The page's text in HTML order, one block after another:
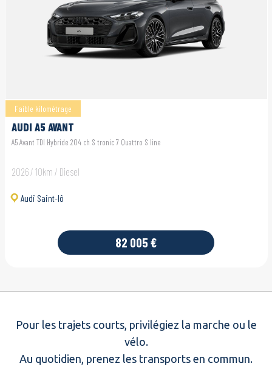
Faible kilométrage
AUDI A5 AVANT
A5 Avant TDI Hybride 204 ch S tronic 7 Quattro S line
2026 / 10km / Diesel
Audi Saint-lô
82 005 €
Pour les trajets courts, privilégiez la marche ou le
vélo.
Au quotidien, prenez les transports en commun.